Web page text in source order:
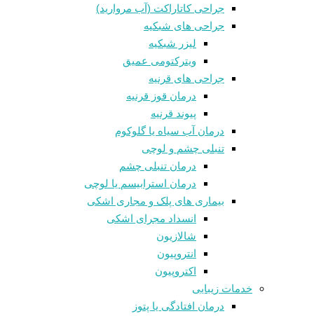
جراحی کاتاراکت (آب مروارید)
جراحی های شبکیه
لیزر شبکیه
ویترکتومی عمیق
جراحی های قرنیه
درمان قوز قرنيه
پیوند قرنیه
درمان آب سیاه یا گلوکوم
تنبلی چشم و لوچی
درمان تنبلی چشم
درمان استرابیسم یا لوچی
بیماری های پلک و مجاری اشکی
انسداد مجرای اشکی
شالازيون
انتروپیون
اکتروپیون
خدمات زیبایی
درمان افتادگی یا پتوز